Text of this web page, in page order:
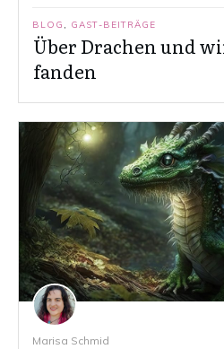
BLOG , GAST-BEITRÄGE
Über Drachen und
fanden
Marisa Schmid